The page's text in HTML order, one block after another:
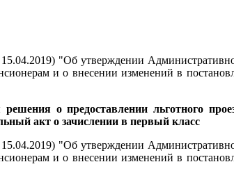
"Об утверждении
и о внесении изменений в
о предоставлении льготного
акт о зачислении в первый класс
"Об утверждении
и о внесении изменений в